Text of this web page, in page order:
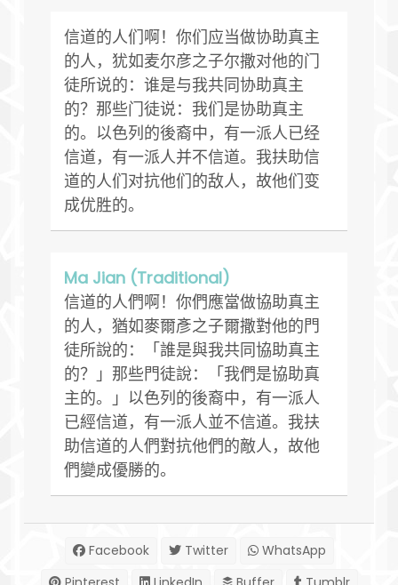
信道的人们啊！你们应当做协助真主
的人，犹如麦尔彦之子尔撒对他的门
徒所说的：谁是与我共同协助真主
的？那些门徒说：我们是协助真主
的。以色列的後裔中，有一派人已经
信道，有一派人并不信道。我扶助信
道的人们对抗他们的敌人，故他们变
成优胜的。
Ma Jian (Traditional)
信道的人們啊！你們應當做協助真主
的人，猶如麥爾彥之子爾撒對他的門
徒所說的：「誰是與我共同協助真主
的？」那些門徒說：「我們是協助真
主的。」以色列的後裔中，有一派人
已經信道，有一派人並不信道。我扶
助信道的人們對抗他們的敵人，故他
們變成優勝的。
Facebook Twitter
WhatsApp